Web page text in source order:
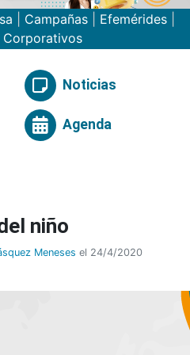
Campañas| Efemérides|
Corporativos
Noticias
Agenda
niño
Meneses el 24/4/2020